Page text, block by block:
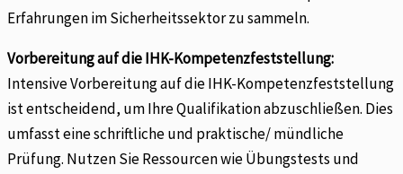
Erfahrungen im Sicherheitssektor zu sammeln.
Vorbereitung auf die IHK-Kompetenzfeststellung:
Intensive Vorbereitung auf die IHK-Kompetenzfeststellung
ist entscheidend, um Ihre Qualifikation abzuschließen. Dies
umfasst eine schriftliche und praktische/ mündliche
Prüfung. Nutzen Sie Ressourcen wie Übungstests und